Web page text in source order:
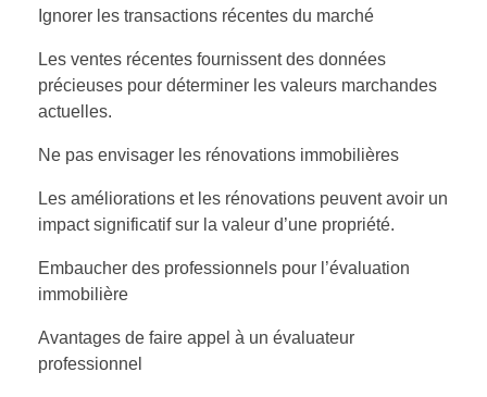
Ignorer les transactions récentes du marché
Les ventes récentes fournissent des données
précieuses pour déterminer les valeurs marchandes
actuelles.
Ne pas envisager les rénovations immobilières
Les améliorations et les rénovations peuvent avoir un
impact significatif sur la valeur d’une propriété.
Embaucher des professionnels pour l’évaluation
immobilière
Avantages de faire appel à un évaluateur
professionnel